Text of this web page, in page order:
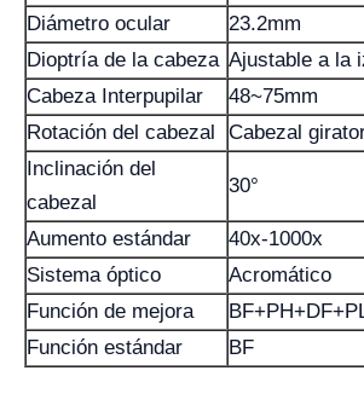
Diámetro ocular
23.2mm
Dioptría de la cabeza Ajustable a la
Cabeza Interpupilar
48~75mm
Rotación del cabezal
Cabezal
Inclinación del
cabezal
30°
Aumento estándar
40x-1000x
Sistema óptico
Acromático
Función de mejora
Función estándar
BF